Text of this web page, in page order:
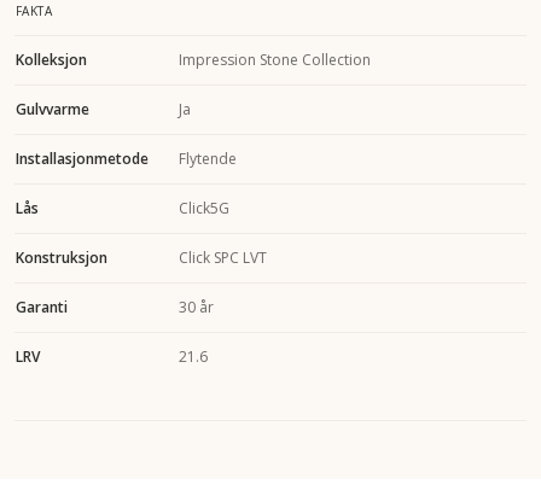
FAKTA
Kolleksjon Impression Stone Collection
Gulvvarme Ja
Installasjonmetode Flytende
Lås Click5G
Konstruksjon Click SPC LVT
Garanti 30 år
LRV 21.6